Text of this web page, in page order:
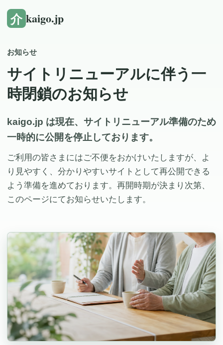
介 kaigo.jp
お知らせ
サイトリニューアルに伴う一
時閉鎖のお知らせ
kaigo.jp は現在、サイトリニューアル準備のため
一時的に公開を停止しております。
ご利用の皆さまにはご不便をおかけいたしますが、よ
り見やすく、分かりやすいサイトとして再公開できる
よう準備を進めております。再開時期が決まり次第、
このページにてお知らせいたします。